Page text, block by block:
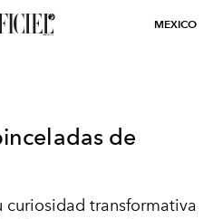
MEXICO
de
curiosidad transformativa